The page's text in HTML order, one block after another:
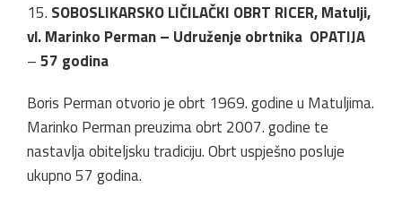
15. SOBOSLIKARSKO LIČILAČKI OBRT RICER, Matulji,
vl. Marinko Perman – Udruženje obrtnika OPATIJA
–57 godina
Boris Perman otvorio je obrt 1969. godine u Matuljima.
Marinko Perman preuzima obrt 2007. godine te
nastavlja obiteljsku tradiciju. Obrt uspješno posluje
ukupno 57 godina.